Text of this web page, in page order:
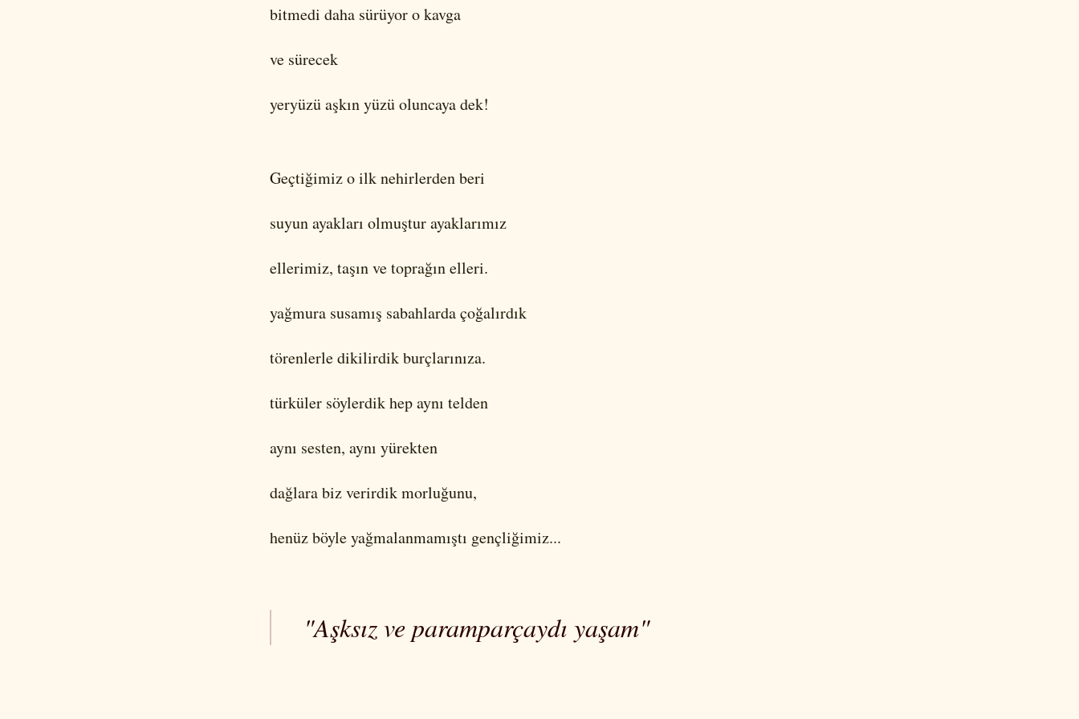
bitmedi daha sürüyor o kavga
ve sürecek
yeryüzü aşkın yüzü oluncaya dek!
Geçtiğimiz o ilk nehirlerden beri
suyun ayakları olmuştur ayaklarımız
ellerimiz, taşın ve toprağın elleri.
yağmura susamış sabahlarda çoğalırdık
törenlerle dikilirdik burçlarınıza.
türküler söylerdik hep aynı telden
aynı sesten, aynı yürekten
dağlara biz verirdik morluğunu,
henüz böyle yağmalanmamıştı gençliğimiz...
"Aşksız ve paramparçaydı yaşam"